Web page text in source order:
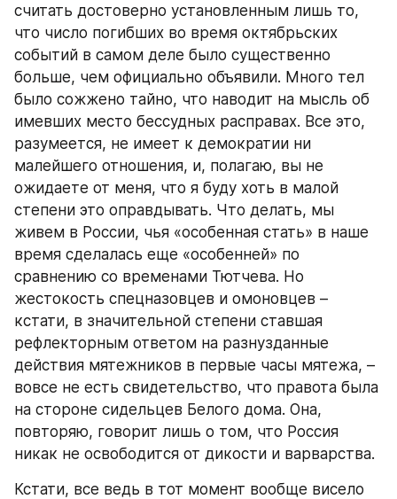
считать достоверно установленным лишь то,
что число погибших во время октябрьских
событий в самом деле было существенно
больше, чем официально объявили. Много тел
было сожжено тайно, что наводит на мысль об
имевших место бессудных расправах. Все это,
разумеется, не имеет к демократии ни
малейшего отношения, и, полагаю, вы не
ожидаете от меня, что я буду хоть в малой
степени это оправдывать. Что делать, мы
живем в России, чья «особенная стать» в наше
время сделалась еще «особенней» по
сравнению со временами Тютчева. Но
жестокость спецназовцев и омоновцев –
кстати, в значительной степени ставшая
рефлекторным ответом на разнузданные
действия мятежников в первые часы мятежа, –
вовсе не есть свидетельство, что правота была
на стороне сидельцев Белого дома. Она,
повторяю, говорит лишь о том, что Россия
никак не освободится от дикости и варварства.
Кстати, все ведь в тот момент вообще висело